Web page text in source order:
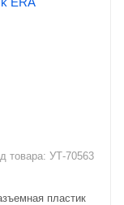
товара: УТ-70563
пластик